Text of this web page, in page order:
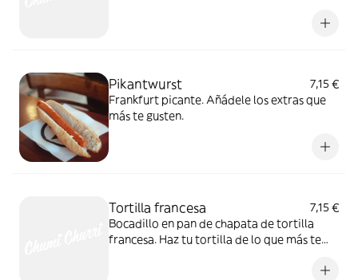
Pikantwurst
7,15 €
Frankfurt picante. Añádele los extras que
más te gusten.
Tortilla francesa
7,15 €
Bocadillo en pan de chapata de tortilla
francesa. Haz tu tortilla de lo que más te